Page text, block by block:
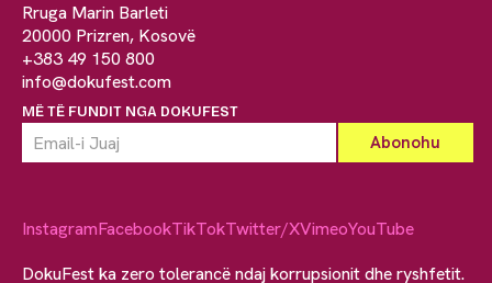
Rruga Marin Barleti
20000 Prizren, Kosovë
+383 49 150 800
info@dokufest.com
MË TË FUNDIT NGA DOKUFEST
InstagramFacebookTikTokTwitter/XVimeoYouTube
DokuFest ka zero tolerancë ndaj korrupsionit dhe ryshfetit.